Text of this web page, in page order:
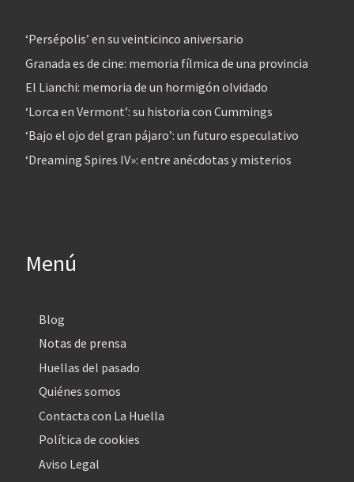
‘Persépolis’ en su veinticinco aniversario
Granada es de cine: memoria fílmica de una provincia
El Lianchi: memoria de un hormigón olvidado
‘Lorca en Vermont’: su historia con Cummings
‘Bajo el ojo del gran pájaro’: un futuro especulativo
‘Dreaming Spires IV»: entre anécdotas y misterios
Menú
Blog
Notas de prensa
Huellas del pasado
Quiénes somos
Contacta con La Huella
Política de cookies
Aviso Legal